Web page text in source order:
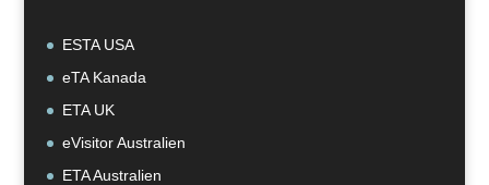
ESTA USA
eTA Kanada
ETA UK
eVisitor Australien
ETA Australien